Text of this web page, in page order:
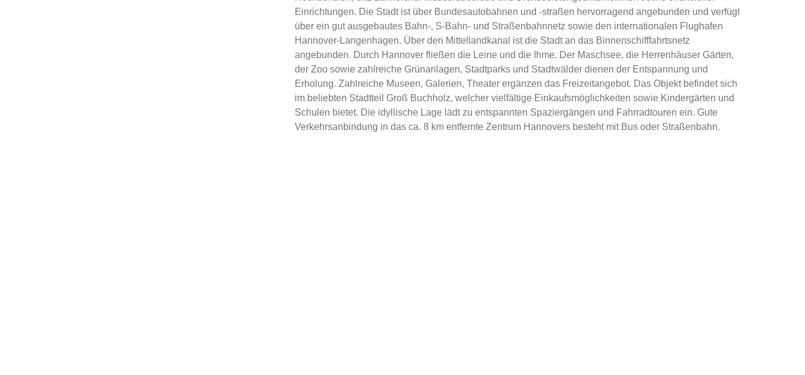
Einrichtungen. Die Stadt ist über Bundesautobahnen und -straßen hervorragend angebunden und verfügt
über ein gut ausgebautes Bahn-, S-Bahn- und Straßenbahnnetz sowie den internationalen Flughafen
Hannover-Langenhagen. Über den Mittellandkanal ist die Stadt an das Binnenschifffahrtsnetz
angebunden. Durch Hannover fließen die Leine und die Ihme. Der Maschsee, die Herrenhäuser Gärten,
der Zoo sowie zahlreiche Grünanlagen, Stadtparks und Stadtwälder dienen der Entspannung und
Erholung. Zahlreiche Museen, Galerien, Theater ergänzen das Freizeitangebot. Das Objekt befindet sich
im beliebten Stadtteil Groß Buchholz, welcher vielfältige Einkaufsmöglichkeiten sowie Kindergärten und
Schulen bietet. Die idyllische Lage lädt zu entspannten Spaziergängen und Fahrradtouren ein. Gute
Verkehrsanbindung in das ca. 8 km entfernte Zentrum Hannovers besteht mit Bus oder Straßenbahn.